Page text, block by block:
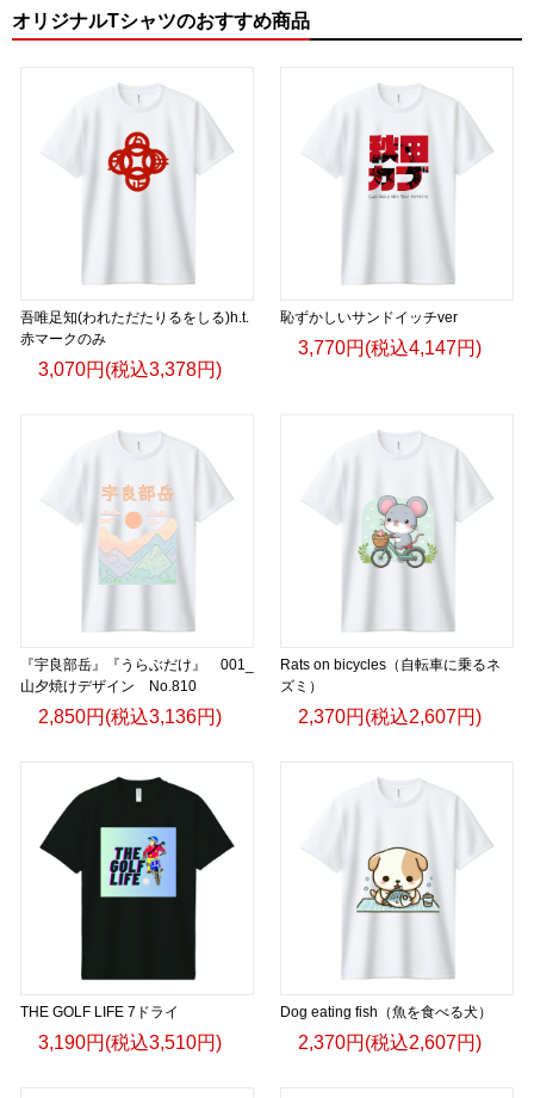
オリジナルTシャツのおすすめ商品
吾唯足知(われただたりるをしる)h.t.
赤マークのみ
3,070円(税込3,378円)
恥ずかしいサンドイッチver
3,770円(税込4,147円)
『宇良部岳』『うらぶだけ』 001_
山夕焼けデザイン No.810
2,850円(税込3,136円)
Rats on bicycles（自転車に乗るネ
ズミ）
2,370円(税込2,607円)
THE GOLF LIFE 7ドライ
3,190円(税込3,510円)
Dog eating fish（魚を食べる犬）
2,370円(税込2,607円)